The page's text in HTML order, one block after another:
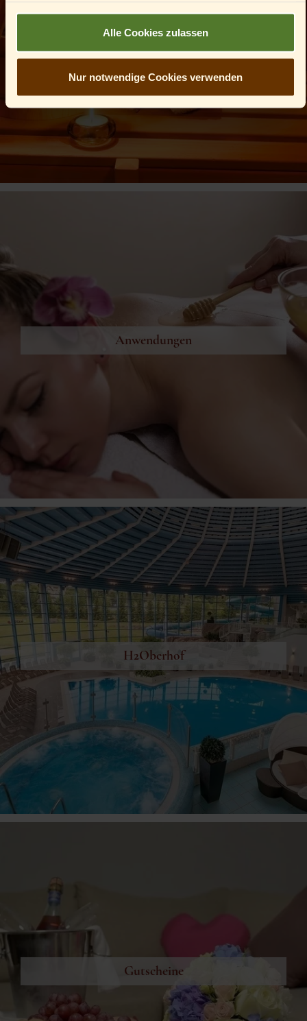
Standards angesehen. Insbesondere besteht das Risiko,
dass die Daten von US-Behörden zu Kontroll- und
Überwachungszwecken verarbeitet werden – unter
Du bist unter 16 Jahre alt? Dann kannst du nicht in
optionale Services einwilligen. Du kannst deine Eltern
oder Erziehungsberechtigten bitten, mit dir in diese
Services einzuwilligen.
Alle Cookies zulassen
Nur notwendige Cookies verwenden
Anwendungen
H2Oberhof
Gutscheine